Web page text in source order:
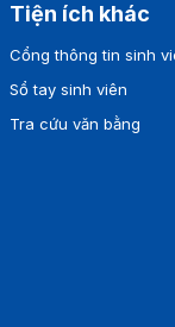
Tiện ích khác
Cổng thông tin sinh
Sổ tay sinh viên
Tra cứu văn bằng